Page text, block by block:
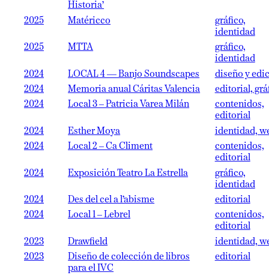
Historia’
2025 Matéricco
gráfico,
identidad
2025
MTTA
gráfico,
identidad
2024
LOCAL 4 — Banjo Soundscapes
diseño y
2024
Memoria anual Cáritas Valencia
editorial,
2024
Local 3 – Patricia Varea Milán
contenidos,
editorial
2024
Esther Moya
identidad,
2024
Local 2 – Ca Climent
contenidos,
editorial
2024
Exposición Teatro La Estrella
gráfico,
identidad
2024
Des del cel a l’abisme
editorial
2024
Local 1 – Lebrel
contenidos,
editorial
2023
Drawfield
identidad,
2023
Diseño de colección de libros
para el IVC
editorial